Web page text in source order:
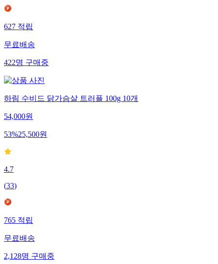
627적립
무료배송
422명구매중
하림 수비드 닭가슴살 트러플 100g 10개
54,000원
53%25,500원
4.7
(33)
765적립
무료배송
2,128명구매중